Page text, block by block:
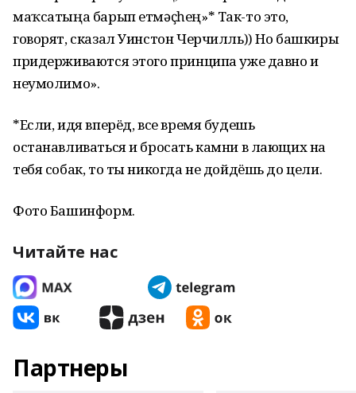
маҡсатыңа барып етмәҫһең»* Так-то это,
говорят, сказал Уинстон Черчилль)) Но башкиры
придерживаются этого принципа уже давно и
неумолимо».
*Если, идя вперёд, все время будешь
останавливаться и бросать камни в лающих на
тебя собак, то ты никогда не дойдёшь до цели.
Фото Башинформ.
Читайте нас
Партнеры